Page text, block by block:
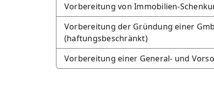
Vorbereitung von Immobilien-
Vorbereitung der Gründung einer
(haftungsbeschränkt)
Vorbereitung einer General- und